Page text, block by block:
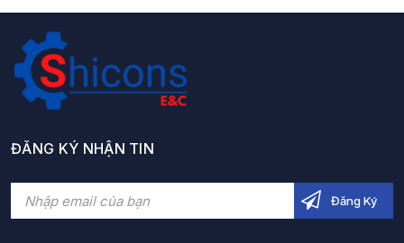
ĐĂNG KÝ NHẬN TIN